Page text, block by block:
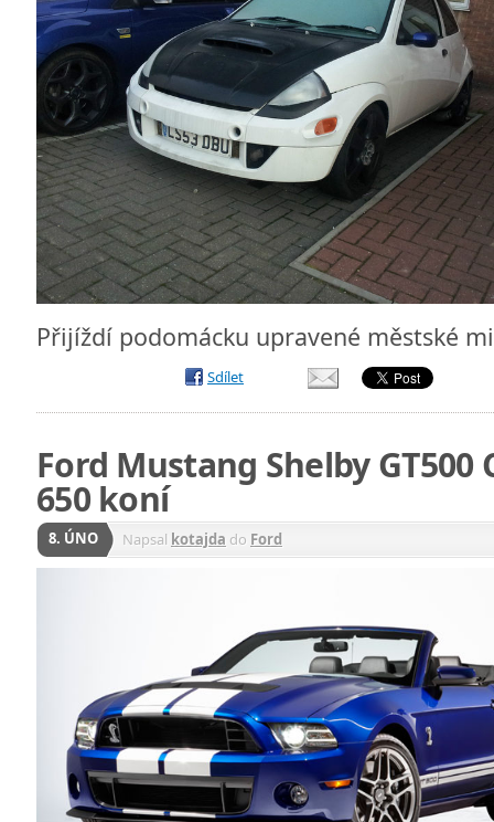
Přijíždí podomácku upravené městské
Sdílet
Ford Mustang Shelby
650 koní
8. ÚNO Napsal kotajda do Ford